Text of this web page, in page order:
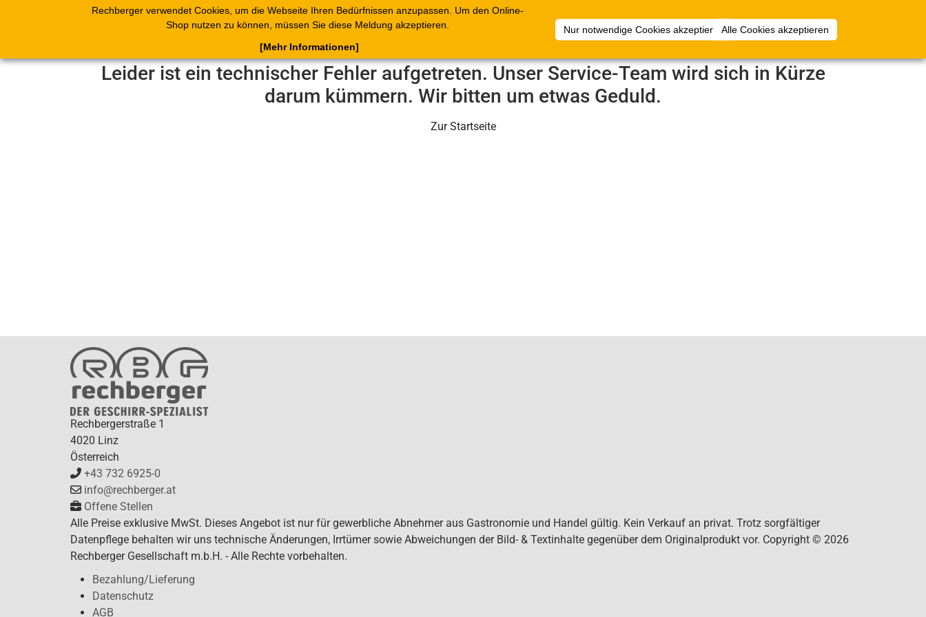
Rechberger verwendet Cookies, um die Webseite Ihren Bedürfnissen anzupassen. Um den Online-
Shop nutzen zu können, müssen Sie diese Meldung akzeptieren.
Nur notwendige Cookies akzeptierenAlle Cookies akzeptieren
[Mehr Informationen]
Shop Blätterkataloge Warenkorb Belege Artikelsammlungen Anmelden
Leider ist ein technischer Fehler aufgetreten. Unser Service-Team wird sich in Kürze
darum kümmern. Wir bitten um etwas Geduld.
Zur Startseite
Rechbergerstraße 1
4020 Linz
Österreich
+43 732 6925-0
info@rechberger.at
Offene Stellen
Alle Preise exklusive MwSt. Dieses Angebot ist nur für gewerbliche Abnehmer aus Gastronomie und Handel gültig. Kein Verkauf an privat. Trotz sorgfältiger
Datenpflege behalten wir uns technische Änderungen, Irrtümer sowie Abweichungen der Bild- & Textinhalte gegenüber dem Originalprodukt vor. Copyright © 2026
Rechberger Gesellschaft m.b.H. - Alle Rechte vorbehalten.
Bezahlung/Lieferung
Datenschutz
AGB